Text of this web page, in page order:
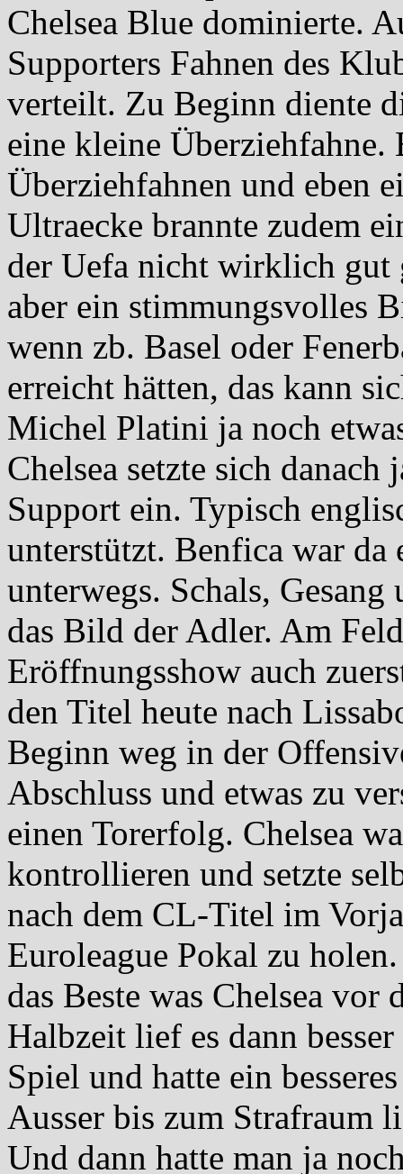
Chelsea Blue dominierte.
Supporters Fahnen des
verteilt. Zu Beginn diente
eine kleine Überziehfahne.
Überziehfahnen und eben
Ultraecke brannte zudem
der Uefa nicht wirklich gut
aber ein stimmungsvolles
wenn zb. Basel oder
erreicht hätten, das kann
Michel Platini ja noch
Chelsea setzte sich
Support ein. Typisch
unterstützt. Benfica war da
unterwegs. Schals,
das Bild der Adler. Am
Eröffnungsshow auch
den Titel heute nach
Beginn weg in der
Abschluss und etwas zu
einen Torerfolg. Chelsea
kontrollieren und setzte
nach dem CL-Titel im
Euroleague Pokal zu
das Beste was Chelsea vor
Halbzeit lief es dann
Spiel und hatte ein
Ausser bis zum Strafraum
Und dann hatte man ja